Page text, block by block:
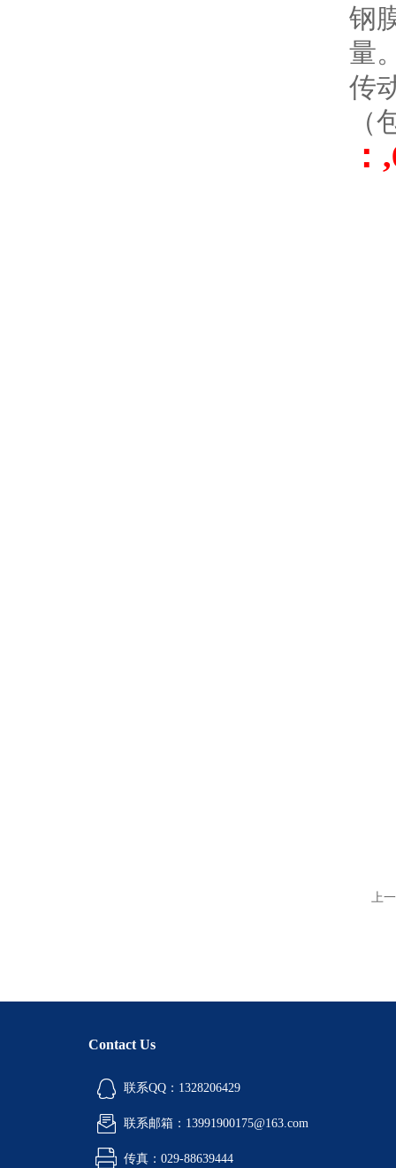
钢
量
传
上
Contact Us
联系QQ：1328206429
联系邮箱：13991900175@163.com
传真：029-88639444